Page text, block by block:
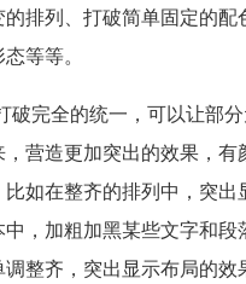
的排列、打破简单固定的配
等等。
完全的统一，可以让部分
营造更加突出的效果，有
如在整齐的排列中，突出
，加粗加黑某些文字和段
整齐，突出显示布局的效